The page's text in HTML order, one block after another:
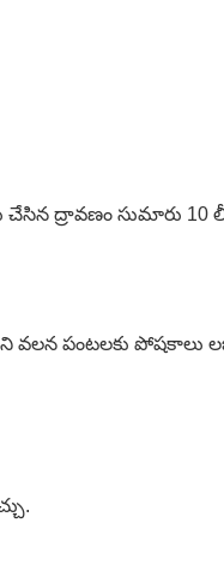
ద్రావణం సుమారు 10 లీ.
వలన పంటలకు పోషకాలు